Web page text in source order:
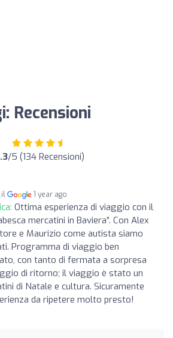
Recensioni
/5 (134 Recensioni)
il 1 year ago
Ottima esperienza di viaggio con il
mercatini in Baviera”. Con Alex
e Maurizio come autista siamo
Programma di viaggio ben
con tanto di fermata a sorpresa
di ritorno; il viaggio è stato un
di Natale e cultura. Sicuramente
da ripetere molto presto!